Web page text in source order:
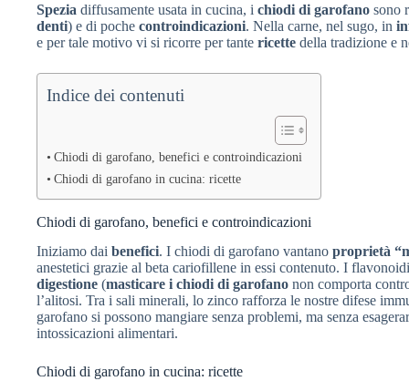
Spezia diffusamente usata in cucina, i chiodi di garofano sono
denti) e di poche controindicazioni. Nella carne, nel sugo, in
e per tale motivo vi si ricorre per tante ricette della tradizione e
Indice dei contenuti
Chiodi di garofano, benefici e controindicazioni
Chiodi di garofano in cucina: ricette
Chiodi di garofano, benefici e controindicazioni
Iniziamo dai benefici. I chiodi di garofano vantano proprietà
anestetici grazie al beta cariofillene in essi contenuto. I
digestione (masticare i chiodi di garofano non comporta
l’alitosi. Tra i sali minerali, lo zinco rafforza le nostre difese
garofano si possono mangiare senza problemi, ma senza
intossicazioni alimentari.
Chiodi di garofano in cucina: ricette